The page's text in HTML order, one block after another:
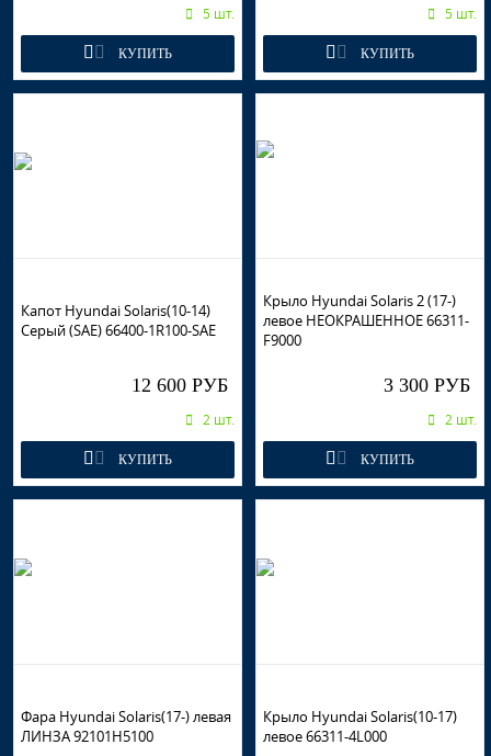
5 шт.
КУПИТЬ
5 шт.
КУПИТЬ
Капот Hyundai Solaris(10-14)
Серый (SAE) 66400-1R100-SAE
12 600 РУБ
2 шт.
КУПИТЬ
Крыло Hyundai Solaris 2 (17-)
левое НЕОКРАШЕННОЕ 66311-
F9000
3 300 РУБ
2 шт.
КУПИТЬ
Фара Hyundai Solaris(17-) левая
ЛИНЗА 92101H5100
Крыло Hyundai Solaris(10-17)
левое 66311-4L000